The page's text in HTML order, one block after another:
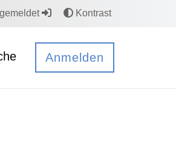
Kontrast
Anmelden